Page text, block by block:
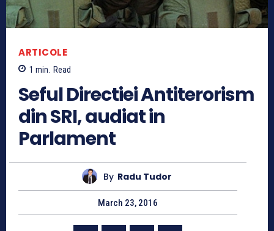
ARTICOLE
1 min. Read
Seful Directiei Antiterorism
din SRI, audiat in
Parlament
By Radu Tudor
March 23, 2016